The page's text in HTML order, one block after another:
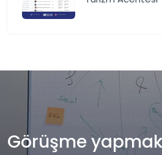
Görüşme